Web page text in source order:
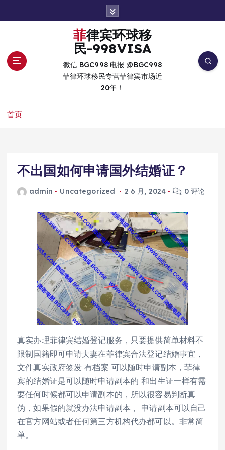
菲律宾环球移
民-998VISA
微信 BGC998 电报 @BGC998
菲律环球移民专营菲律宾市场近
20年！
首页
不出国如何申请国外结婚证？
admin Uncategorized 2 6 月, 2024 0 评论
真实办理菲律宾结婚登记服务，只要提供简单材料不
限制国籍即可申请夫妻在菲律宾合法登记结婚事宜，
文件真实政府签发 有档案 可以随时申请副本，菲律
宾的结婚证是可以随时申请副本的 和出生证一样有需
要任何时候都可以申请副本的，所以很容易判断真
伪，如果假的就没办法申请副本， 申请副本可以自己
在官方网站或者任何第三方机构代办都可以。非常简
单。